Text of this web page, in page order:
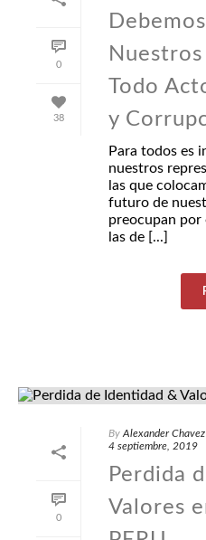
0
38
Todo
y
Para todos es
nuestros
las que
futuro de
preocupan por
las de [...]
0
By Alexander
4 septiembre, 2019
Perdida
Valores